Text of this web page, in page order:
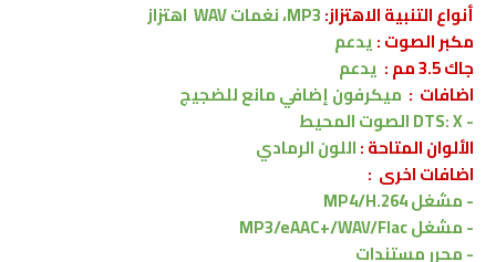
أنواع التنبية الاهتزاز:
اهتزاز
مكبر الصوت :يدعم
جاك 3.5 مم :
يدعم
اضافات : ميكرفون إضافي مانع للضجيج
-
الصوت المحيط
الألوان المتاحة :اللون الرمادي
اضافات اخرى :
-مشغلMP4/H.264
-مشغلMP3/eAAC+/WAV/Flac
- محرر مستندات